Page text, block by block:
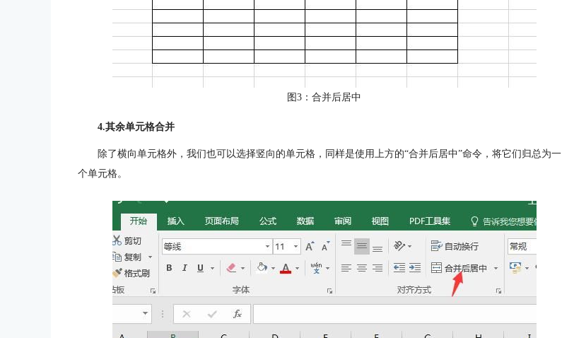
图3：合并后居中
4.其余单元格合并
除了横向单元格外，我们也可以选择竖向的单元格，同样是使用上方的“合并后居中”命令，将它们归总为一
个单元格。